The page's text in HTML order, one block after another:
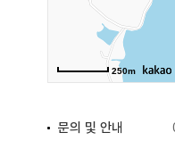
250m
문의 및 안내